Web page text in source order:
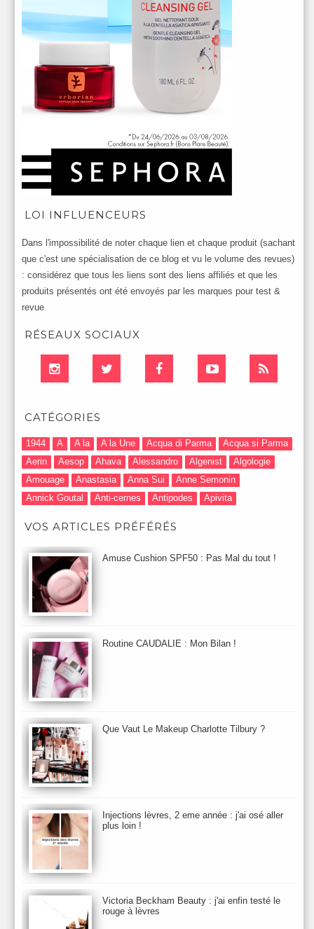
LOI INFLUENCEURS
Dans l'impossibilité de noter chaque lien et chaque produit (sachant
que c'est une spécialisation de ce blog et vu le volume des revues)
: considérez que tous les liens sont des liens affiliés et que les
produits présentés ont été envoyés par les marques pour test &
revue
RÉSEAUX SOCIAUX
CATÉGORIES
1944 A A la A la Une Acqua di Parma
Acqua si Parma
Aerin
Aesop Ahava Alessandro Algenist
Algologie
Amouage
Anastasia Anna Sui
Anne Semonin
Annick Goutal
Anti-cernes Antipodes
Apivita
Aurelia London
Aurelia Probiotic
AUTOMNE 2012
Automne 2013
Baija
Bain
BB et CC Crème
Beauty Relooking
Bio Mécanique du Vieillissement
Bioderma
Bioeffect
Biolage
Biotherm
Botanicals
Botimyst
Burberry
By Terry
chantecaille
Christophe Robin
CK Clarins Clarisonic
Cle de Peau
Clean Skin care
collection maquillage printemps 2011
Collections Maquillage ETE 2011
Crème & Sérum
Démaquillant & Nettoyant
Dolce & Gabbana
Dr. Renaud
Ella Baché
Ellis Fraas
Essie
Estee Lauder ETE 2012 ETE 2013
ETE 2014
Evolve Eye Liner & Crayon
VOS ARTICLES PRÉFÉRÉS
Amuse Cushion SPF50 : Pas Mal du tout !
Routine CAUDALIE : Mon Bilan !
Que Vaut Le Makeup Charlotte Tilbury ?
Injections lèvres, 2 eme année : j'ai osé aller
plus loin !
Victoria Beckham Beauty : j'ai enfin testé le
rouge à lèvres